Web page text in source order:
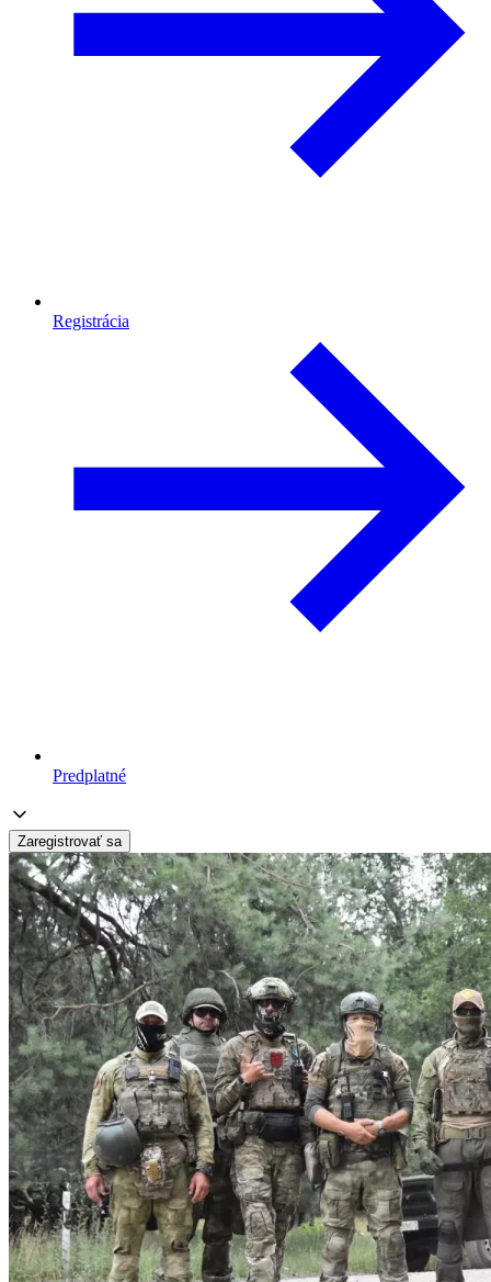
Registrácia
Predplatné
Zaregistrovať sa